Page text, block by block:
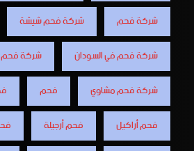
شركة فحم
شركة فحم شيشة
شركة فحم في السودان
شركة فحم
شركة فحم مشاوي
فحم
فحم أراكيل
فحم أرجيلة